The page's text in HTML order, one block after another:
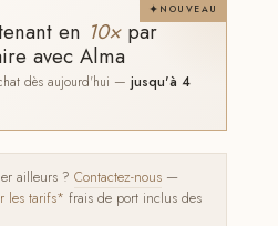
NOUVEAU
en 10×par
avec Alma
dès aujourd'hui —jusqu'à 4
ailleurs ?Contactez-nous —
les tarifs* frais de port inclus des